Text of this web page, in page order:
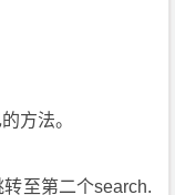
方法。
至第二个search.